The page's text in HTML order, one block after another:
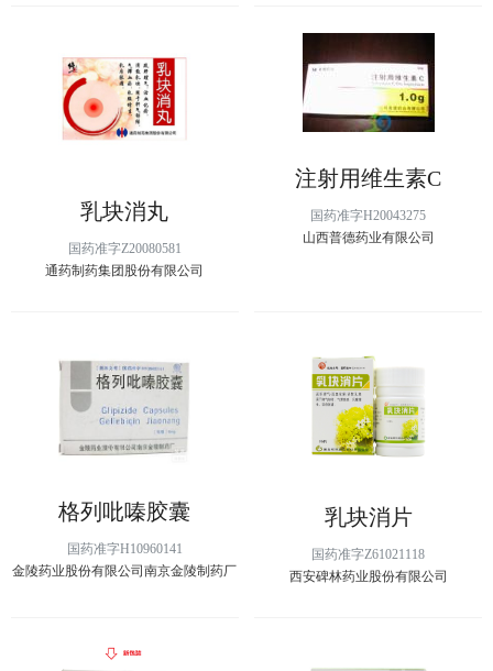
乳块消丸
国药准字Z20080581
通药制药集团股份有限公司
注射用维生素C
国药准字H20043275
山西普德药业有限公司
格列吡嗪胶囊
国药准字H10960141
金陵药业股份有限公司南京金陵制药厂
乳块消片
国药准字Z61021118
西安碑林药业股份有限公司